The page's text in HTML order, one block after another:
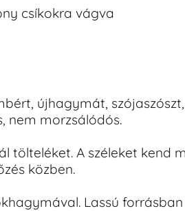
csíkokra vágva
újhagymát,
nem morzsálódós.
tölteléket. A széleket
közben.
Lassú